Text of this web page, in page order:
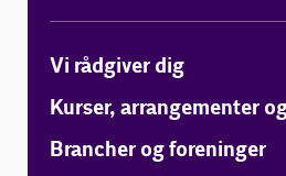
Vi rådgiver dig
Kurser, arrangementer
Brancher og foreninger